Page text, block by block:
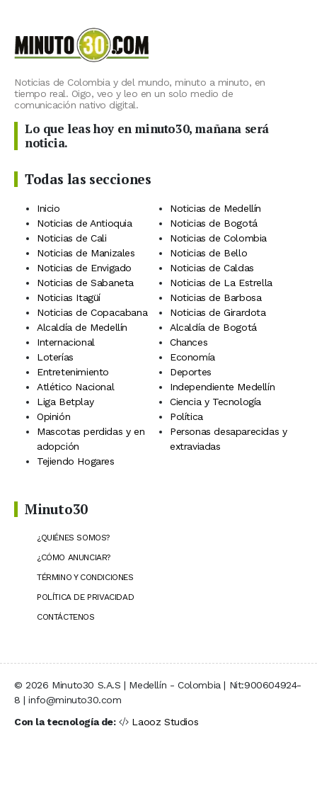
Noticias de Colombia y del mundo, minuto a minuto, en
tiempo real. Oigo, veo y leo en un solo medio de
comunicación nativo digital.
Lo que leas hoy en minuto30, mañana será
noticia.
Todas las secciones
Inicio
Noticias de Medellín
Noticias de Antioquia
Noticias de Bogotá
Noticias de Cali
Noticias de Colombia
Noticias de Manizales
Noticias de Bello
Noticias de Envigado
Noticias de Caldas
Noticias de Sabaneta
Noticias de La Estrella
Noticias Itagüí
Noticias de Barbosa
Noticias de Copacabana
Noticias de Girardota
Alcaldía de Medellín
Alcaldía de Bogotá
Internacional
Chances
Loterías
Economía
Entretenimiento
Deportes
Atlético Nacional
Independiente Medellín
Liga Betplay
Ciencia y Tecnología
Opinión
Política
Mascotas perdidas y en
adopción
Personas desaparecidas y
extraviadas
Tejiendo Hogares
Minuto30
¿QUIÉNES SOMOS?
¿CÓMO ANUNCIAR?
TÉRMINO Y CONDICIONES
POLÍTICA DE PRIVACIDAD
CONTÁCTENOS
© 2026 Minuto30 S.A.S | Medellín - Colombia | Nit:900604924-
8 | info@minuto30.com
Con la tecnología de:
Laooz Studios